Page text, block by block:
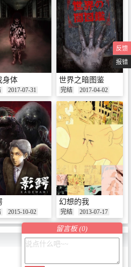
身体
2017-07-31
世界之暗图鉴
完结 2017-04-02
2015-10-02
幻想的我
完结 2013-07-17
留言板 (0)
反馈
报错